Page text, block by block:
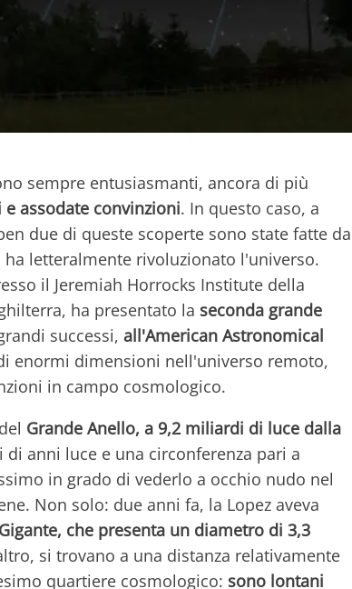
sempre entusiasmanti, ancora di più
assodate convinzioni. In questo caso, a
due di queste scoperte sono state fatte da
letteralmente rivoluzionato l'universo.
il Jeremiah Horrocks Institute della
ha presentato la seconda grande
successi, all'American Astronomical
enormi dimensioni nell'universo remoto,
in campo cosmologico.
Grande Anello, a 9,2 miliardi di luce dalla
anni luce e una circonferenza pari a
in grado di vederlo a occhio nudo nel
Non solo: due anni fa, la Lopez aveva
che presenta un diametro di 3,3
si trovano a una distanza relativamente
quartiere cosmologico: sono lontani